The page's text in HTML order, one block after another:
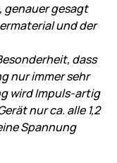
genauer gesagt
und der
dass
nur immer sehr
wird Impuls-artig
nur ca. alle 1,2
Spannung